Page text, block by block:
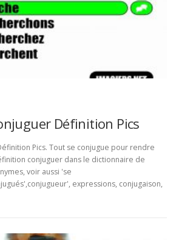
Définition Pics
Pics. Tout se conjugue pour rendre
conjuguer dans le dictionnaire de
voir aussi 'se
expressions, conjugaison,